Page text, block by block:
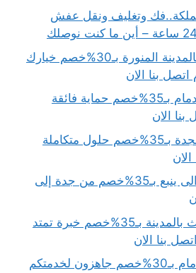
وتغليف ونقل عفش
سيارات نقل عفش بالمدينة المنورة بـ30%خصم خيارك
اتصل بنا الان
مستودعات الاثاث الدمام بـ35%خصم حماية فائقة
الان
نقل عفش من مكة لجدة بـ35%خصم حلول متكاملة
نقل عفش من جدة الى ينبع بـ35%خصم من جدة إلى
افضل شركة نقل اثاث بالمدينة بـ35%خصم خبرة تمتد
بنا الان
دينات نقل عفش الدمام بـ30%خصم جاهزون لخدمتكم